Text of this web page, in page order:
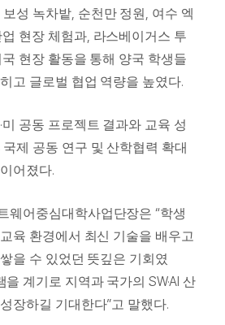
보성 녹차밭, 순천만 정원 , 여수 엑
업 현장 체험과, 라스베이거스 투
현장 활동을 통해 양국 학생들
고 글로벌 협업 역량을 높였다.
·미 공동 프로젝트 결과와 교육 성
국제 공동 연구 및 산학협력 확대
어졌다.
웨어중심대학사업단장은“학생
육 환경에서 최신 기술을 배우고
을 수 있었던 뜻깊은 기회였
을 계기로 지역과 국가의SW·AI 산
장하길 기대한다”고 말했다.